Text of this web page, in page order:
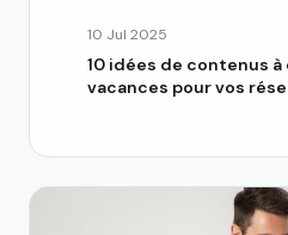
10 Jul 2025
10 idées de contenus
vacances pour vos